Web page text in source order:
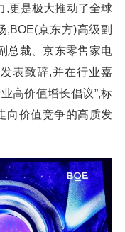
,更是极大推动了全球
,BOE(京东方)高级副
总裁、京东零售家电
表致辞,并在行业嘉
高价值增长倡议”,标
向价值竞争的高质发